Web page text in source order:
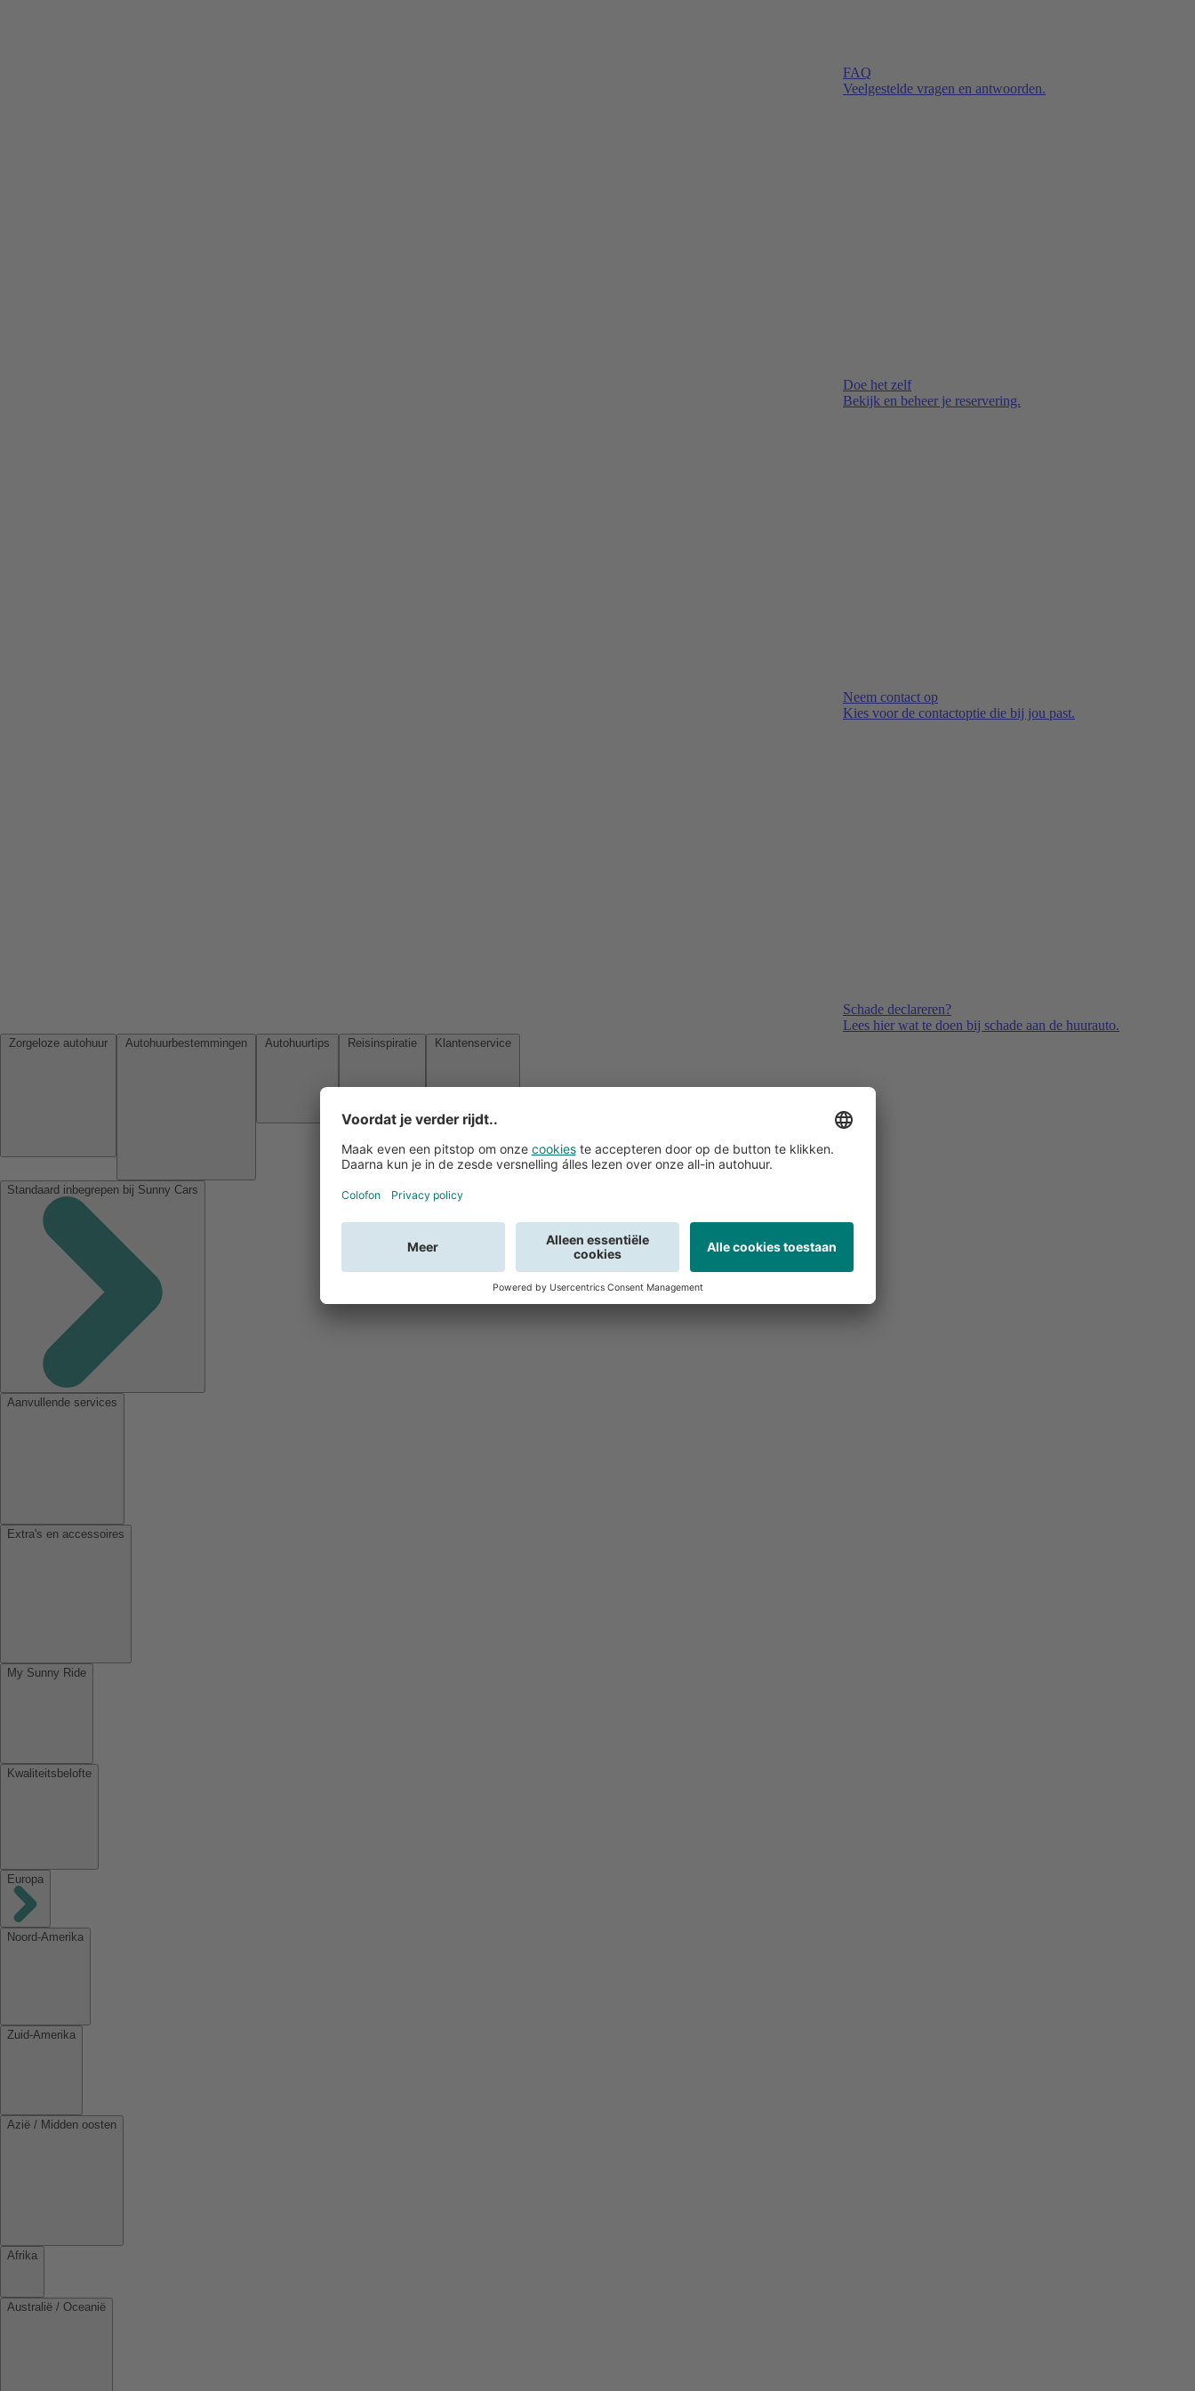
FAQ
Veelgestelde vragen en antwoorden.
Doe het zelf
Bekijk en beheer je reservering.
Neem contact op
Kies voor de contactoptie die bij jou past.
Schade declareren?
Lees hier wat te doen bij schade aan de huurauto.
Standaard inbegrepen bij Sunny Cars
Aanvullende services
Extra's en accessoires
My Sunny Ride
Kwaliteitsbelofte
Europa
Noord-Amerika
Zuid-Amerika
Azië / Midden oosten
Afrika
Australië / Oceanië